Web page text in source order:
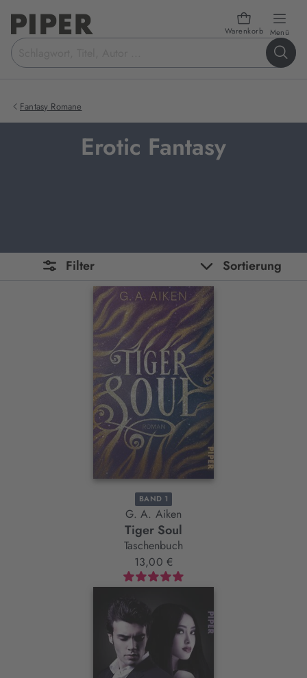
Warenkorb Menü
Suchbegriff
eingeben
Fantasy Romane
Erotic Fantasy
Filter Sortierung
BAND 1
G. A. Aiken
Tiger Soul
Taschenbuch
13,00 €